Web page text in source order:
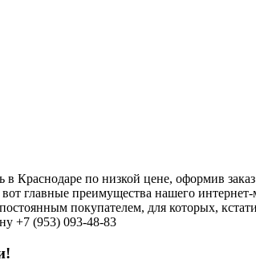
по низкой цене, оформив
главные преимущества нашего
покупателем, для которых,
+7 (953) 093-48-83